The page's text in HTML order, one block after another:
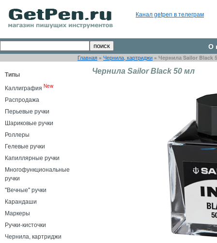
Канал getpen в телеграм
О
Главная » Чернила, картриджи » Чернила Sailor Black
Типы
Каллиграфия New
Распродажа
Перьевые ручки
Шариковые ручки
Роллеры
Гелевые ручки
Капиллярные ручки
Многофункциональные
ручки
"Вечные" ручки
Карандаши
Маркеры
Ручки-кисточки
Чернила, картриджи
Чернила Sailor Black 50 мл